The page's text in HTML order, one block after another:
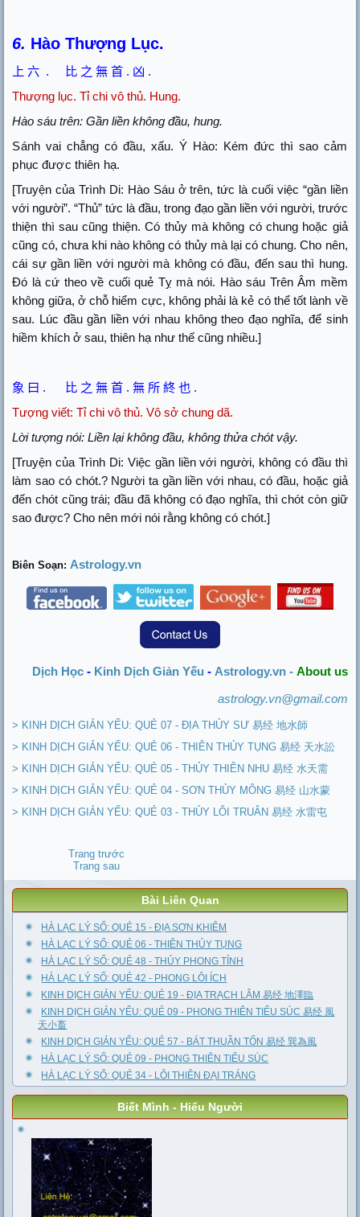
6. Hào Thượng Lục.
上 六 . 比 之 無 首 . 凶 .
Thượng lục.Tỉ chi vô thủ. Hung.
Hào sáu trên: Gần liền không đầu, hung.
Sánh vai chẳng có đầu, xấu. Ý Hào: Kém đức thì sao cảm
phục được thiên hạ.
[Truyện của Trình Di: Hào Sáu ở trên, tức là cuối việc “gần liền
với người”. “Thủ” tức là đầu, trong đạo gần liền với người, trước
thiện thì sau cũng thiện. Có thủy mà không có chung hoặc giả
cũng có, chưa khi nào không có thủy mà lại có chung. Cho nên,
cái sự gần liền với người mà không có đầu, đến sau thì hung.
Đó là cứ theo về cuối quẻ Tỵ mà nói. Hào sáu Trên Âm mềm
không giữa, ở chỗ hiểm cực, không phải là kẻ có thể tốt lành về
sau. Lúc đầu gần liền với nhau không theo đạo nghĩa, để sinh
hiềm khích ở sau, thiên hạ như thế cũng nhiều.]
象 曰 . 比 之 無 首 .無 所 終 也 .
Tượng viết:Tỉ chi vô thủ. Vô sở chung dã.
Lời tượng nói: Liền lại không đầu, không thửa chót vậy.
[Truyện của Trình Di: Việc gần liền với người, không có đầu thì
làm sao có chót.? Người ta gần liền với nhau, có đầu, hoặc giả
đến chót cũng trái; đầu đã không có đạo nghĩa, thì chót còn giữ
sao được? Cho nên mới nói rằng không có chót.]
Biên Soạn: Astrology.vn
Dịch Học- Kinh Dịch Giản Yếu- Astrology.vn - About us
astrology.vn@gmail.com
> KINH DỊCH GIẢN YẾU: QUẺ 07 - ĐỊA THỦY SƯ 易经 地水師
> KINH DỊCH GIẢN YẾU: QUẺ 06 - THIÊN THỦY TỤNG 易经 天水訟
> KINH DỊCH GIẢN YẾU: QUẺ 05 - THỦY THIÊN NHU 易经 水天需
> KINH DỊCH GIẢN YẾU: QUẺ 04 - SƠN THỦY MÔNG 易经 山水蒙
> KINH DỊCH GIẢN YẾU: QUẺ 03 - THỦY LÔI TRUÂN 易经 水雷屯
Trang trước
Trang sau
Bài Liên Quan
HÀ LẠC LÝ SỐ: QUẺ 15 - ĐỊA SƠN KHIÊM
HÀ LẠC LÝ SỐ: QUẺ 06 - THIÊN THỦY TỤNG
HÀ LẠC LÝ SỐ: QUẺ 48 - THỦY PHONG TỈNH
HÀ LẠC LÝ SỐ: QUẺ 42 - PHONG LÔI ÍCH
KINH DỊCH GIẢN YẾU: QUẺ 19 - ĐỊA TRẠCH LÂM 易经 地澤臨
KINH DỊCH GIẢN YẾU: QUẺ 09 - PHONG THIÊN TIỂU SÚC 易经 風
天小畜
KINH DỊCH GIẢN YẾU: QUẺ 57 - BÁT THUẦN TỐN 易经 巽為風
HÀ LẠC LÝ SỐ: QUẺ 09 - PHONG THIÊN TIỂU SÚC
HÀ LẠC LÝ SỐ: QUẺ 34 - LÔI THIÊN ĐẠI TRÁNG
Biết Mình - Hiểu Người